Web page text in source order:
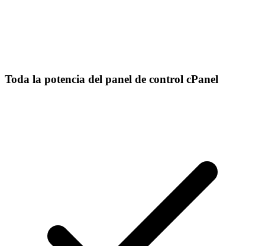
Toda la potencia del panel de control cPanel